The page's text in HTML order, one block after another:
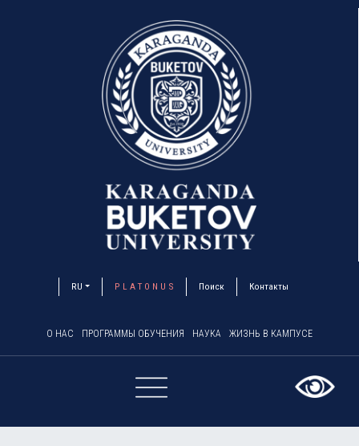
RU P L A T O N U S Поиск Контакты
О НАС ПРОГРАММЫ ОБУЧЕНИЯ НАУКА ЖИЗНЬ В КАМПУСЕ